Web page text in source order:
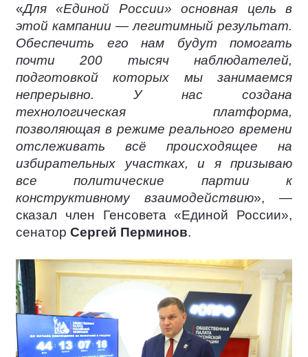
«Для «Единой России» основная цель в
этой кампании — легитимный результат.
Обеспечить его нам будут помогать
почти 200 тысяч наблюдателей,
подготовкой которых мы занимаемся
непрерывно. У нас создана
технологическая платформа,
позволяющая в режиме реального времени
отслеживать всё происходящее на
избирательных участках, и я призываю
все политические партии к
конструктивному взаимодействию», —
сказал член Генсовета «Единой России»,
сенатор Сергей Перминов.